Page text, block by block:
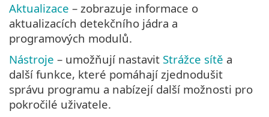
Aktualizace – zobrazuje informace o
aktualizacích detekčního jádra a
programových modulů.
Nástroje – umožňují nastavit Strážce sítě a
další funkce, které pomáhají zjednodušit
správu programu a nabízejí další možnosti pro
pokročilé uživatele.